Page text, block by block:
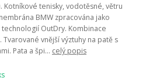
tenisky, vodotěsné, větru
BMW zpracována jako
OutDry. Kombinace
vnější výztuhy na patě s
Pata a špi... celý popis